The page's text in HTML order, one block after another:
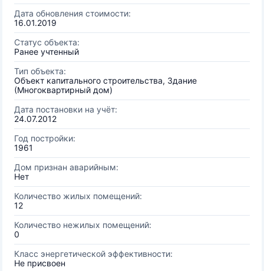
Дата обновления стоимости:
16.01.2019
Статус объекта:
Ранее учтенный
Тип объекта:
Объект капитального строительства, Здание
(Многоквартирный дом)
Дата постановки на учёт:
24.07.2012
Год постройки:
1961
Дом признан аварийным:
Нет
Количество жилых помещений:
12
Количество нежилых помещений:
0
Класс энергетической эффективности:
Не присвоен